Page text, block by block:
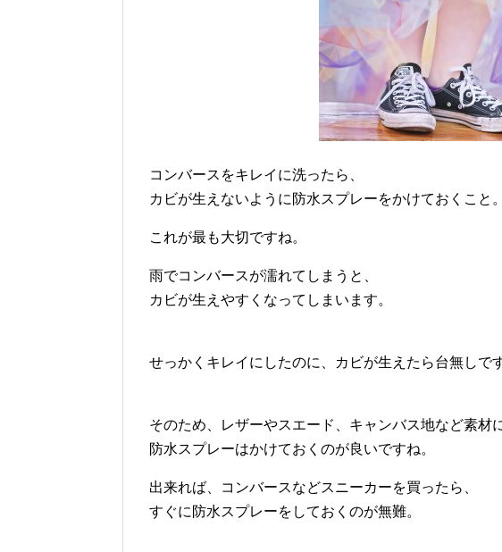
コンバースをキレイに洗ったら、
カビが生えないように防水スプレーをかけておくこと。
これが最も大切ですね。
雨でコンバースが濡れてしまうと、
カビが生えやすくなってしまいます。
せっかくキレイにしたのに、カビが生えたら台無しです
そのため、レザーやスエード、キャンバス地など素材
防水スプレーはかけておくのが良いですね。
出来れば、コンバースなどスニーカーを買ったら、
すぐに防水スプレーをしておくのが無難。